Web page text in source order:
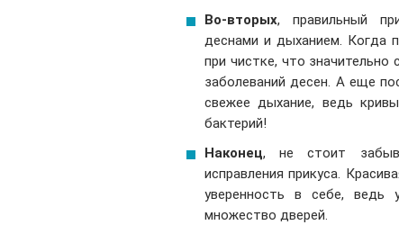
Во-вторых, правильный
деснами и дыханием. Когда
при чистке, что значительно
заболеваний десен. А еще
свежее дыхание, ведь
бактерий!
Наконец, не стоит
исправления прикуса.
уверенность в себе, ведь
множество дверей.